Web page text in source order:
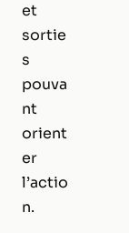
et
sortie
s
pouva
nt
orient
er
l’actio
n.